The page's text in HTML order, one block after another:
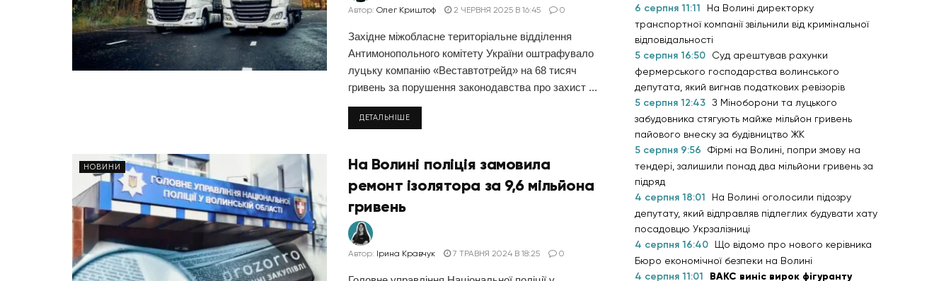
Автор: Олег Криштоф 2 ЧЕРВНЯ 2025 В 16:45 0
Західне міжобласне територіальне відділення
Антимонопольного комітету України оштрафувало
луцьку компанію «Веставтотрейд» на 68 тисяч
гривень за порушення законодавства про захист ...
ДЕТАЛЬНІШЕ
НОВИНИ
На Волині поліція замовила
ремонт ізолятора за 9,6 мільйона
гривень
Автор: Ірина Кравчук 7 ТРАВНЯ 2024 В 18:25 0
6 серпня 11:11
На Волині директорку
транспортної компанії звільнили від кримінальної
відповідальності
5 серпня 16:50
Суд арештував рахунки
фермерського господарства волинського
депутата, який вигнав податкових ревізорів
5 серпня 12:43 З Міноборони та луцького
забудовника стягують майже мільйон гривень
пайового внеску за будівництво ЖК
5 серпня 9:56
Фірмі на Волині, попри змову на
тендері, залишили понад два мільйони гривень за
підряд
4 серпня 18:01
На Волині оголосили підозру
депутату, який відправляв підлеглих будувати хату
посадовцю Укрзалізниці
4 серпня 16:40
Що відомо про нового керівника
Бюро економічної безпеки на Волині
4 серпня 11:01
ВАКС виніс вирок фігуранту